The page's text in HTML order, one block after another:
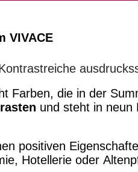
VIVACE
Farben, die in der
und steht in neun
positiven
Hotellerie oder